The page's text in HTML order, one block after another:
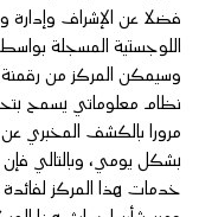
فضلا عن الإشراف وإدارة
اللوجستية المسجلة
وسيمكن المركز من رقمنة
نظام معلوماتي يسمح
مرورا بالكشف المخبري عن
بشكل يومي، وبالتالي
خدمات هذا المركز